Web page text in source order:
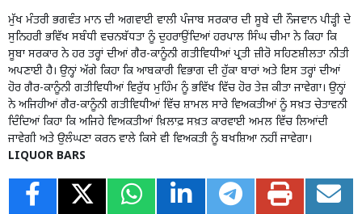
ਮੁੱਖ ਮੰਤਰੀ ਭਗਵੰਤ ਮਾਨ ਦੀ ਅਗਵਾਈ ਵਾਲੀ ਪੰਜਾਬ ਸਰਕਾਰ ਦੀ ਸੂਬੇ ਦੀ ਨੌਜਵਾਨ ਪੀੜ੍ਹੀ ਦੇ
ਸੁਨਿਹਰੀ ਭਵਿੱਖ ਸਬੰਧੀ ਵਚਨਬੱਧਤਾ ਨੂੰ ਦੁਹਰਾਉਂਦਿਆਂ ਹਰਪਾਲ ਸਿੰਘ ਚੀਮਾ ਨੇ ਕਿਹਾ ਕਿ
ਸੂਬਾ ਸਰਕਾਰ ਨੇ ਹਰ ਤਰ੍ਹਾਂ ਦੀਆਂ ਗੈਰ-ਕਾਨੂੰਨੀ ਗਤੀਵਿਧੀਆਂ ਪ੍ਰਤੀ ਜ਼ੀਰੋ ਸਹਿਣਸ਼ੀਲਤਾ ਨੀਤੀ
ਅਪਣਾਈ ਹੈ। ਉਨ੍ਹਾਂ ਅੱਗੇ ਕਿਹਾ ਕਿ ਆਬਕਾਰੀ ਵਿਭਾਗ ਦੀ ਹੁੱਕਾ ਬਾਰਾਂ ਅਤੇ ਇਸ ਤਰ੍ਹਾਂ ਦੀਆਂ
ਹੋਰ ਗੈਰ-ਕਾਨੂੰਨੀ ਗਤੀਵਿਧੀਆਂ ਵਿਰੁੱਧ ਮੁਹਿੰਮ ਨੂੰ ਭਵਿੱਖ ਵਿੱਚ ਹੋਰ ਤੇਜ਼ ਕੀਤਾ ਜਾਵੇਗਾ। ਉਨ੍ਹਾਂ
ਨੇ ਅਜਿਹੀਆਂ ਗੈਰ-ਕਾਨੂੰਨੀ ਗਤੀਵਿਧੀਆਂ ਵਿੱਚ ਸ਼ਾਮਲ ਸਾਰੇ ਵਿਅਕਤੀਆਂ ਨੂੰ ਸਖ਼ਤ ਚੇਤਾਵਨੀ
ਦਿੰਦਿਆਂ ਕਿਹਾ ਕਿ ਅਜਿਹੇ ਵਿਅਕਤੀਆਂ ਖ਼ਿਲਾਫ਼ ਸਖ਼ਤ ਕਾਰਵਾਈ ਅਮਲ ਵਿੱਚ ਲਿਆਂਦੀ
ਜਾਵੇਗੀ ਅਤੇ ਉਲੰਘਣਾ ਕਰਨ ਵਾਲੇ ਕਿਸੇ ਵੀ ਵਿਅਕਤੀ ਨੂੰ ਬਖਸ਼ਿਆ ਨਹੀਂ ਜਾਵੇਗਾ।
LIQUOR BARS